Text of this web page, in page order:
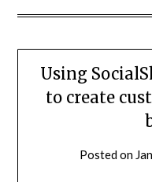
Using
to create
Posted on